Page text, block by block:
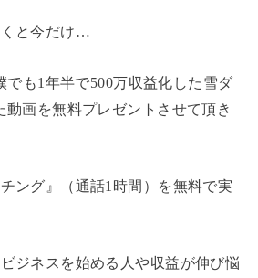
と今だけ…
でも1年半で500万収益化した雪ダ
動画を無料プレゼントさせて頂き
ング』（通話1時間）を無料で実
ジネスを始める人や収益が伸び悩